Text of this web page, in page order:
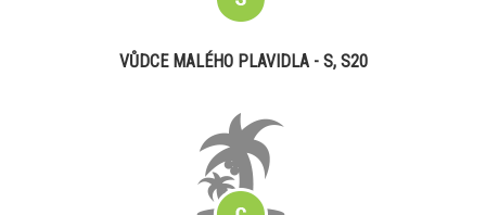
VŮDCE MALÉHO PLAVIDLA - S, S20